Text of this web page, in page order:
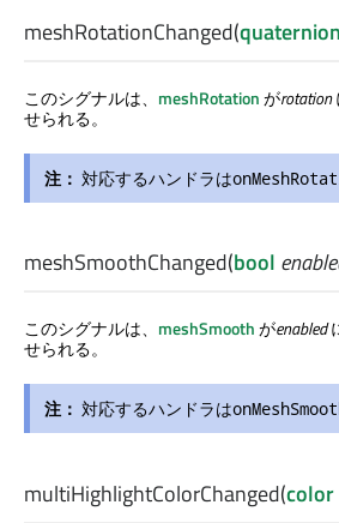
meshRotationChanged(quaternion
このシグナルは、 meshRotationがrotation
せられる。
注： 対応するハンドラは
meshSmoothChanged(bool
このシグナルは、 meshSmoothがenabled
せられる。
注： 対応するハンドラは
multiHighlightColorChanged(color